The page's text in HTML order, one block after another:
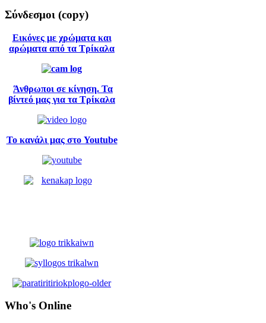
Σύνδεσμοι (copy)
Εικόνες με χρώματα και
αρώματα από τα Τρίκαλα
Άνθρωποι σε κίνηση. Τα
βίντεό μας για τα Τρίκαλα
Το κανάλι μας στο Youtube
Who's Online